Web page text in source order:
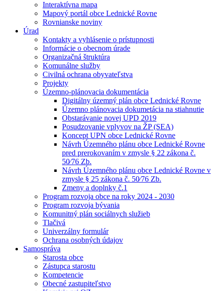
Interaktívna mapa
Mapový portál obce Lednické Rovne
Rovnianske noviny
Úrad
Kontakty a vyhlásenie o prístupnosti
Informácie o obecnom úrade
Organizačná štruktúra
Komunálne služby
Civilná ochrana obyvateľstva
Projekty
Územno-plánovacia dokumentácia
Digitálny územný plán obce Lednické Rovne
Územno plánovacia dokumetácia na stiahnutie
Obstarávanie novej UPD 2019
Posudzovanie vplyvov na ŽP (SEA)
Koncept UPN obce Lednické Rovne
Návrh Územného plánu obce Lednické Rovne
pred prerokovaním v zmysle § 22 zákona č.
50⁄76 Zb.
Návrh Územného plánu obce Lednické Rovne v
zmysle § 25 zákona č. 50⁄76 Zb.
Zmeny a doplnky č.1
Program rozvoja obce na roky 2024 - 2030
Program rozvoja bývania
Komunitný plán sociálnych služieb
Tlačivá
Univerzálny formulár
Ochrana osobných údajov
Samospráva
Starosta obce
Zástupca starostu
Kompetencie
Obecné zastupiteľstvo